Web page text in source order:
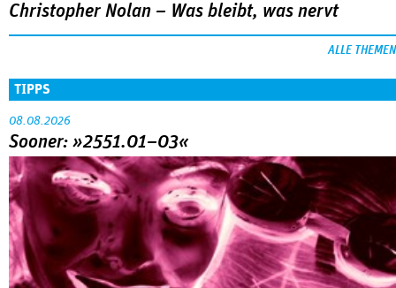
Christopher Nolan – Was bleibt, was nervt
ALLE THEMEN
TIPPS
08.08.2026
Sooner: »2551.01–03«